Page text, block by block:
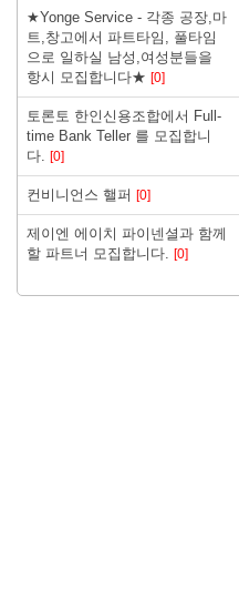
★Yonge Service - 각종 공장,마
트,창고에서 파트타임, 풀타임
으로 일하실 남성,여성분들을
항시 모집합니다★ [0]
토론토 한인신용조합에서 Full-
time Bank Teller 를 모집합니
다.
[0]
컨비니언스 핼퍼 [0]
제이엔 에이치 파이넨셜과 함께
할 파트너 모집합니다.
[0]